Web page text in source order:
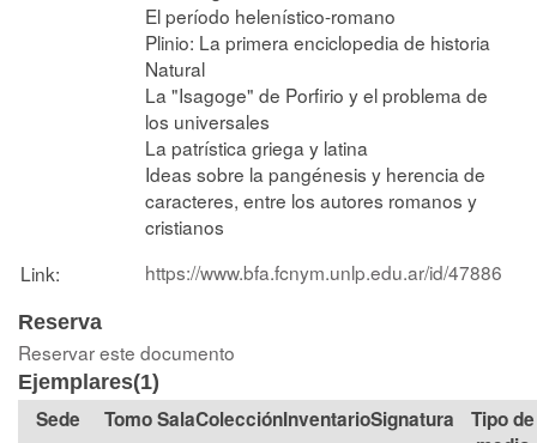
El período helenístico-romano
Plinio: La primera enciclopedia de historia
Natural
La "Isagoge" de Porfirio y el problema de
los universales
La patrística griega y latina
Ideas sobre la pangénesis y herencia de
caracteres, entre los autores romanos y
cristianos
Link:
https://www.bfa.fcnym.unlp.edu.ar/id/47886
Reserva
Reservar este documento
Ejemplares(1)
Tomo SalaColección Signatura
Tipo de